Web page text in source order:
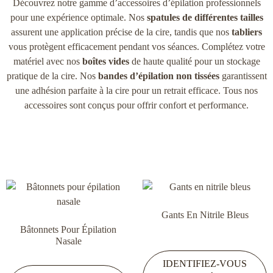
Découvrez notre gamme d’accessoires d’épilation professionnels
pour une expérience optimale. Nos spatules de différentes tailles
assurent une application précise de la cire, tandis que nos tabliers
vous protègent efficacement pendant vos séances. Complétez votre
matériel avec nos boîtes videsde haute qualité pour un stockage
pratique de la cire. Nos bandes d’épilation non tisséesgarantissent
une adhésion parfaite à la cire pour un retrait efficace. Tous nos
accessoires sont conçus pour offrir confort et performance.
Bâtonnets Pour Épilation
Nasale
Gants En Nitrile Bleus
IDENTIFIEZ-VOUS